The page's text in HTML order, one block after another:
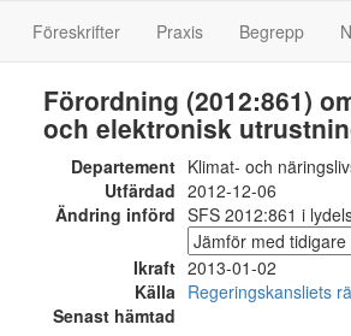
Föreskrifter Praxis Begrepp
Förordning (2012:861)
och elektronisk
Departement Klimat- och
Utfärdad 2012-12-06
Ändring införd SFS 2012:861 i
Ikraft 2013-01-02
Källa Regeringskansliets
Senast hämtad